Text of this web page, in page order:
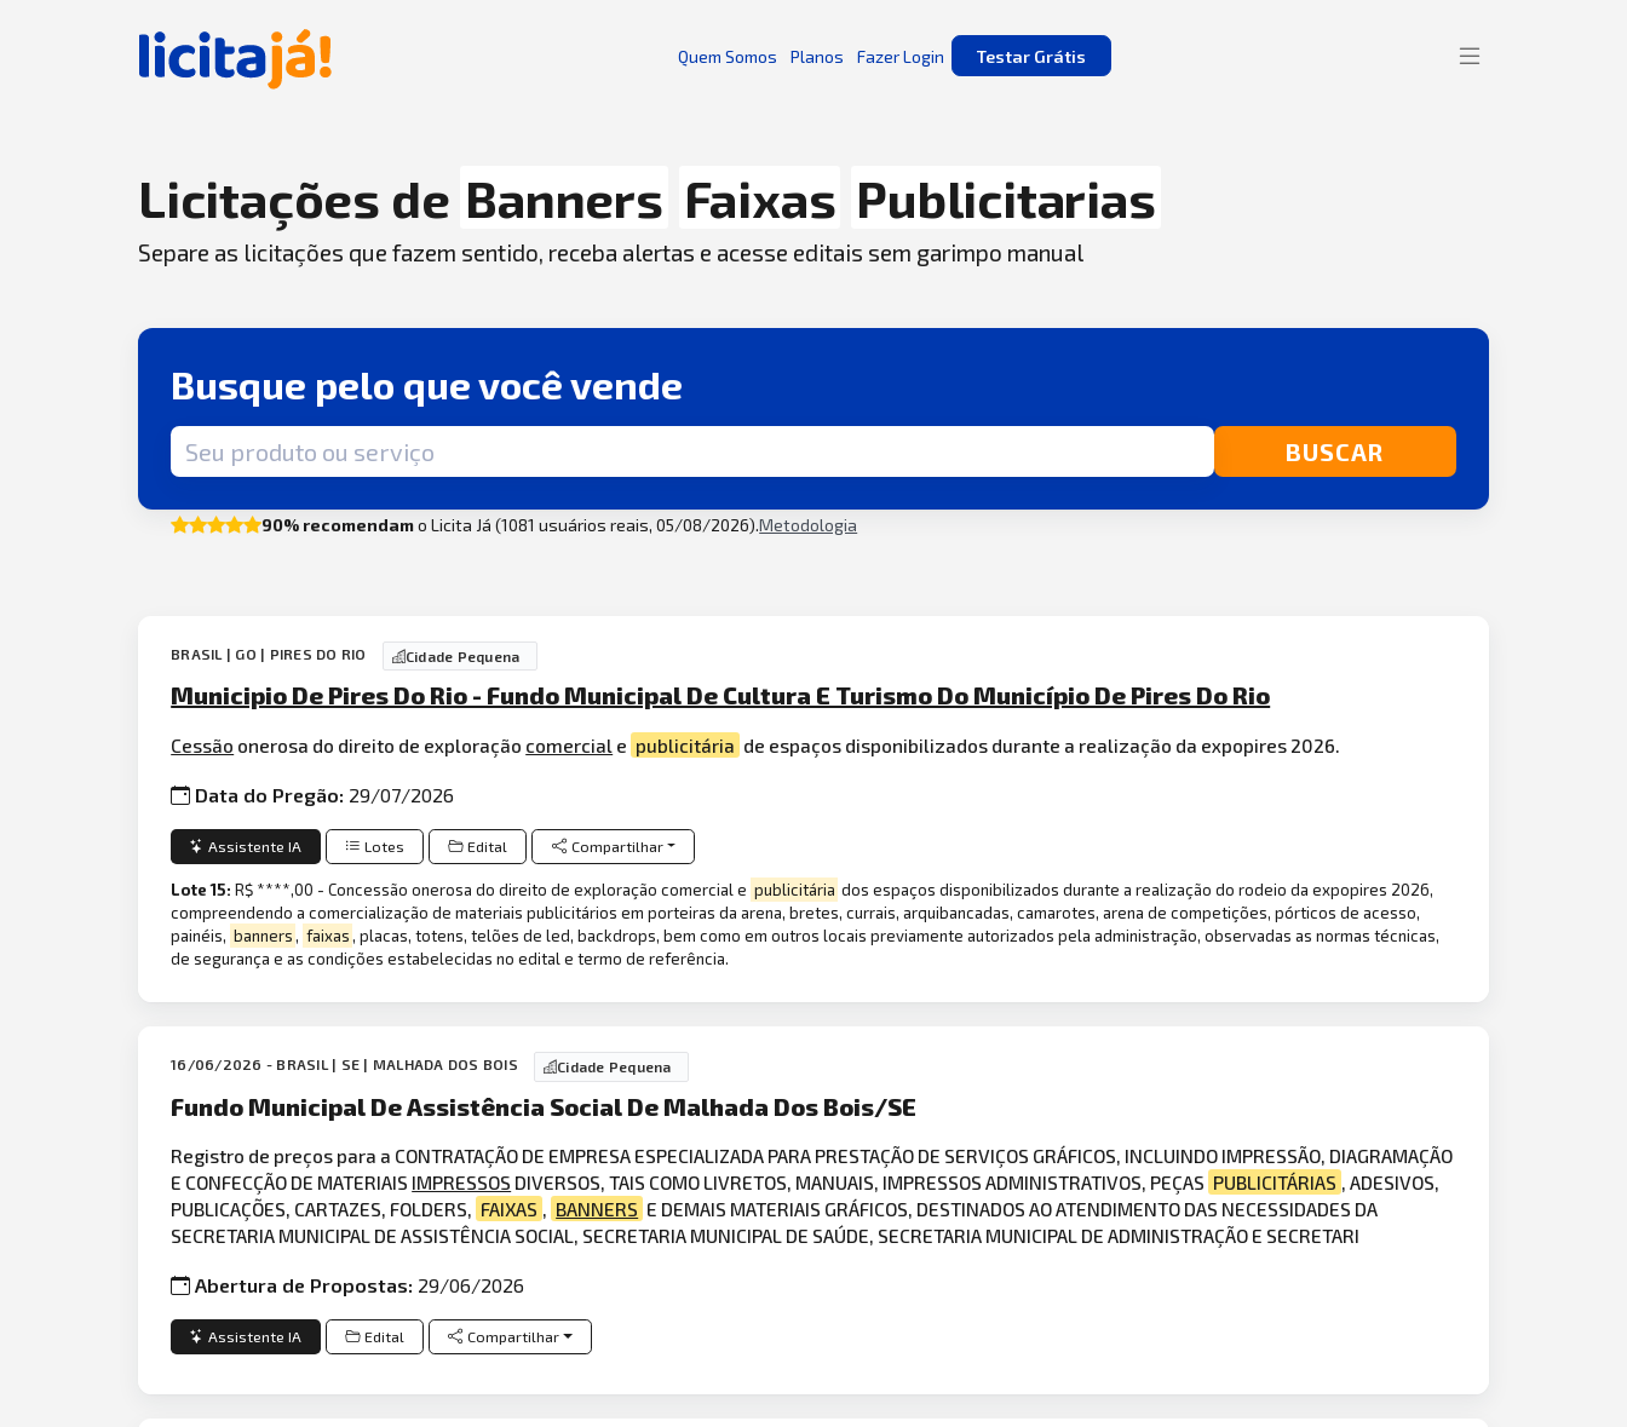
Quem Somos Planos Fazer Login Testar Grátis
Licitações de Banners Faixas Publicitarias
Separe as licitações que fazem sentido, receba alertas e acesse editais sem garimpo manual
Busque pelo que você vende
Termo de busca BUSCAR
90% recomendamo Licita Já (1081 usuários reais, 05/08/2026).Metodologia
BRASIL | GO | PIRES DO RIO Cidade Pequena
Municipio De Pires Do Rio - Fundo Municipal De Cultura E Turismo Do Município De Pires Do Rio
Cessão onerosa do direito de exploração comercial e publicitária de espaços disponibilizados durante a realização da expopires 2026.
Data do Pregão: 29/07/2026
Assistente IA Lotes Edital Compartilhar
Lote 15:R$ ****,00 - Concessão onerosa do direito de exploração comercial e publicitária dos espaços disponibilizados durante a realização do rodeio da expopires 2026,
compreendendo a comercialização de materiais publicitários em porteiras da arena, bretes, currais, arquibancadas, camarotes, arena de competições, pórticos de acesso,
painéis, banners, faixas, placas, totens, telões de led, backdrops, bem como em outros locais previamente autorizados pela administração, observadas as normas técnicas,
de segurança e as condições estabelecidas no edital e termo de referência.
16/06/2026 - BRASIL | SE | MALHADA DOS BOIS Cidade Pequena
Fundo Municipal De Assistência Social De Malhada Dos Bois/SE
Registro de preços para a CONTRATAÇÃO DE EMPRESA ESPECIALIZADA PARA PRESTAÇÃO DE SERVIÇOS GRÁFICOS, INCLUINDO IMPRESSÃO, DIAGRAMAÇÃO
E CONFECÇÃO DE MATERIAIS IMPRESSOS DIVERSOS, TAIS COMO LIVRETOS, MANUAIS, IMPRESSOS ADMINISTRATIVOS, PEÇAS PUBLICITÁRIAS , ADESIVOS,
PUBLICAÇÕES, CARTAZES, FOLDERS, FAIXAS , BANNERS E DEMAIS MATERIAIS GRÁFICOS, DESTINADOS AO ATENDIMENTO DAS NECESSIDADES DA
SECRETARIA MUNICIPAL DE ASSISTÊNCIA SOCIAL, SECRETARIA MUNICIPAL DE SAÚDE, SECRETARIA MUNICIPAL DE ADMINISTRAÇÃO E SECRETARI
Abertura de Propostas: 29/06/2026
Assistente IA Edital Compartilhar